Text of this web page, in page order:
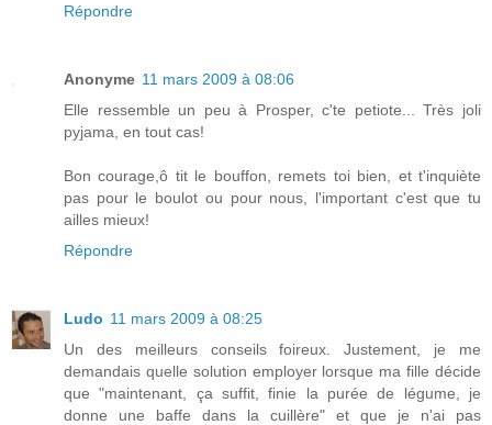
Répondre
Anonyme 11 mars 2009 à 08:06
Elle ressemble un peu à Prosper, c'te petiote... Très joli
pyjama, en tout cas!
Bon courage,ô tit le bouffon, remets toi bien, et t'inquiète
pas pour le boulot ou pour nous, l'important c'est que tu
ailles mieux!
Répondre
Ludo 11 mars 2009 à 08:25
Un des meilleurs conseils foireux. Justement, je me
demandais quelle solution employer lorsque ma fille décide
que "maintenant, ça suffit, finie la purée de légume, je
donne une baffe dans la cuillère" et que je n'ai pas